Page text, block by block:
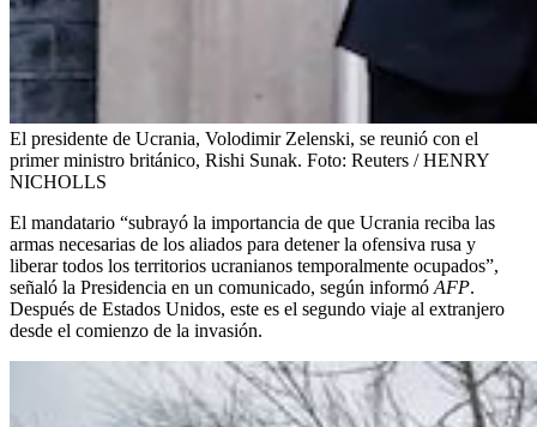
El presidente de Ucrania, Volodimir Zelenski, se reunió con el
primer ministro británico, Rishi Sunak. Foto: Reuters / HENRY
NICHOLLS
El mandatario “subrayó la importancia de que Ucrania reciba las
armas necesarias de los aliados para detener la ofensiva rusa y
liberar todos los territorios ucranianos temporalmente ocupados”,
señaló la Presidencia en un comunicado, según informó AFP.
Después de Estados Unidos, este es el segundo viaje al extranjero
desde el comienzo de la invasión.